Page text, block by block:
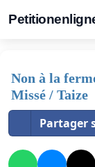
Non à la
Missé / Taize
Partager